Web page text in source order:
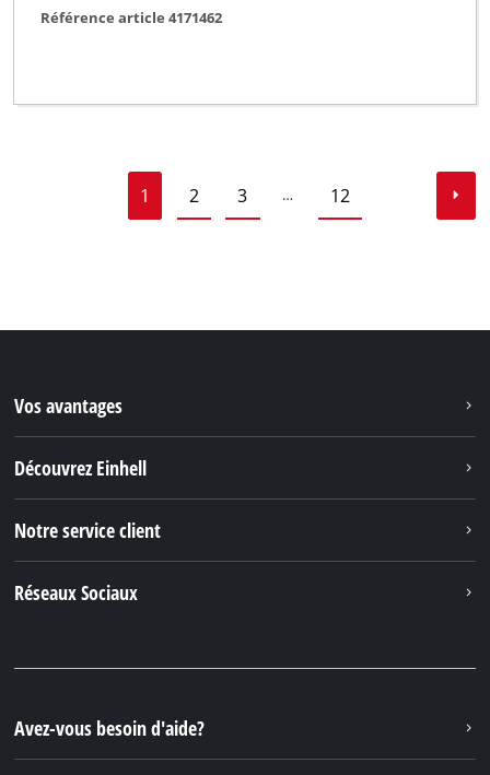
Référence article 4171462
1 2 3 … 12
Vos avantages
Découvrez Einhell
Notre service client
Réseaux Sociaux
Avez-vous besoin d'aide?